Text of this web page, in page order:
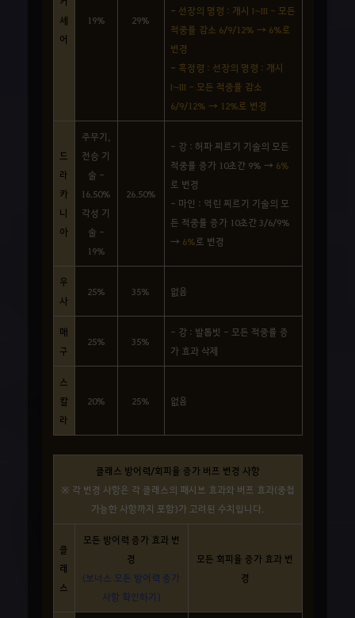
세
어
19% 29%
- 선장의 명령 : 개시 I~III - 모든
적중률 감소 6/9/12% → 6%로
변경
- 흑정령 : 선장의 명령 : 개시
I~III - 모든 적중률 감소
6/9/12% → 12%로 변경
드
라
카
니
아
주무기,
전승 기
술 -
16.50%
각성 기
술 -
19%
26.50%
- 강 : 허파 찌르기 기술의 모든
적중률 증가 10초간 9% → 6%
로 변경
- 마인 : 역린 찌르기 기술의 모
든 적중률 증가 10초간 3/6/9%
→ 6%로 변경
우
사
25% 35% 없음
매
구
25% 35%
- 강 : 발톱빗 - 모든 적중률 증
가 효과 삭제
스
칼
라
20% 25% 없음
클래스 방어력/회피율 증가 버프 변경 사항
※ 각 변경 사항은 각 클래스의 패시브 효과와 버프 효과(중첩
가능한 사항까지 포함)가 고려된 수치입니다.
클
래
스
모든 방어력 증가 효과 변
경
(보너스 모든 방어력 증가
사항 확인하기)
모든 회피율 증가 효과 변
경